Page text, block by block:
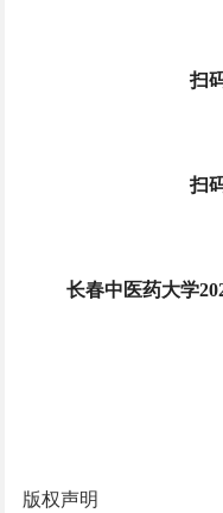
扫
扫
长春中医药大学
版权声明